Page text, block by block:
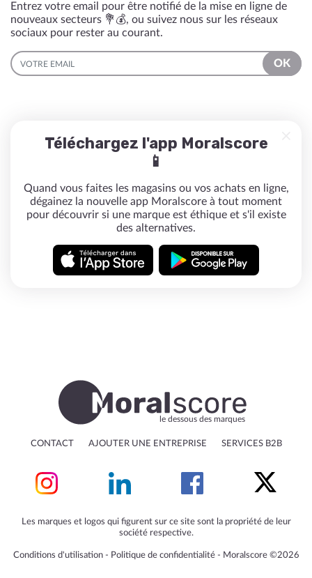
Entrez votre email pour être notifié de la mise en ligne de
nouveaux secteurs 💐💰, ou suivez nous sur les réseaux
sociaux pour rester au courant.
EMAIL
OK
Téléchargez l'app Moralscore
📱
Quand vous faites les magasins ou vos achats en ligne,
dégainez la nouvelle app Moralscore à tout moment
pour découvrir si une marque est éthique et s'il existe
des alternatives.
le dessous des marques
CONTACT AJOUTER UNE ENTREPRISE SERVICES B2B
Les marques et logos qui figurent sur ce site sont la propriété de leur
société respective.
Conditions d'utilisation‐ Politique de confidentialité‐ Moralscore ©2026